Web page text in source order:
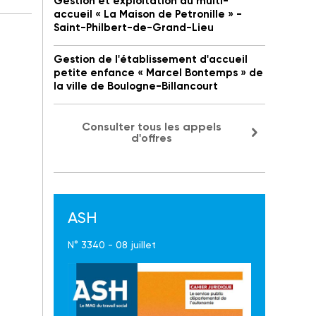
accueil « La Maison de Petronille » -
Saint-Philbert-de-Grand-Lieu
Gestion de l'établissement d'accueil
petite enfance « Marcel Bontemps » de
la ville de Boulogne-Billancourt
Consulter tous les appels
d'offres
ASH
N° 3340 - 08 juillet